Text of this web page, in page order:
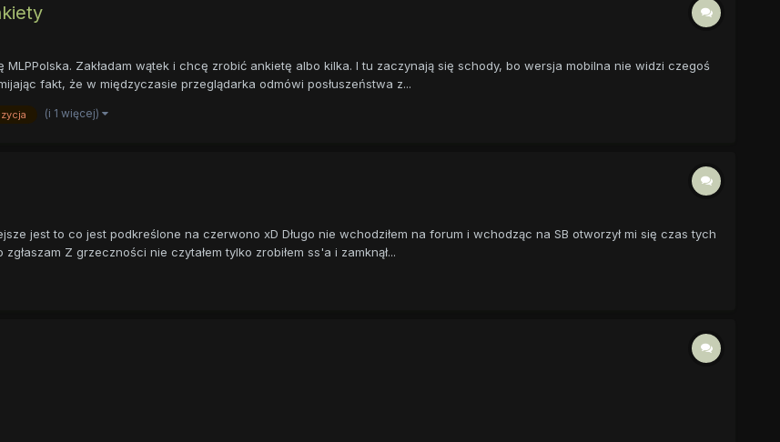
Zakładam wątek i chcę zrobić ankietę albo kilka. I tu zaczynają się schody, bo wersja mobilna nie widzi czegoś
fakt, że w międzyczasie przeglądarka odmówi posłuszeństwa z...
(i 1 więcej)
jest to co jest podkreślone na czerwono xD Długo nie wchodziłem na forum i wchodząc na SB otworzył mi się czas tych
Z grzeczności nie czytałem tylko zrobiłem ss'a i zamknął...